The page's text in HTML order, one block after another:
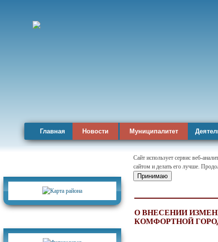
Главная Новости Муниципалитет
Сайт использует сервис веб-
сайтом и делать его лучше.
Принимаю
О ВНЕСЕНИИ
КОМФОРТНОЙ